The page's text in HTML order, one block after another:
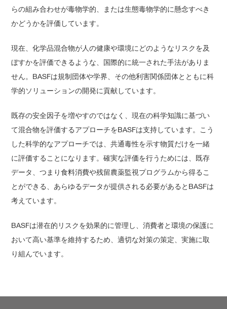
らの組み合わせが毒物学的、または生態毒物学的に懸念すべき
かどうかを評価しています。
現在、化学品混合物が人の健康や環境にどのようなリスクを及
ぼすかを評価できるような、国際的に統一された手法がありま
せん。BASFは規制団体や学界、その他利害関係団体とともに科
学的ソリューションの開発に貢献しています。
既存の安全因子を増やすのではなく、現在の科学知識に基づい
て混合物を評価するアプローチをBASFは支持しています。こう
した科学的なアプローチでは、共通毒性を示す物質だけを一緒
に評価することになります。確実な評価を行うためには、既存
データ、つまり食料消費や残留農薬監視プログラムから得るこ
とができる、あらゆるデータが提供される必要があるとBASFは
考えています。
BASFは潜在的リスクを効果的に管理し、消費者と環境の保護に
おいて高い基準を維持するため、適切な対策の策定、実施に取
り組んでいます。